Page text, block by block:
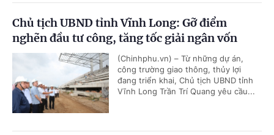
Chủ tịch UBND tỉnh Vĩnh Long: Gỡ điểm
nghẽn đầu tư công, tăng tốc giải ngân vốn
(Chinhphu.vn) – Từ những dự án,
công trường giao thông, thủy lợi
đang triển khai, Chủ tịch UBND tỉnh
Vĩnh Long Trần Trí Quang yêu cầu...